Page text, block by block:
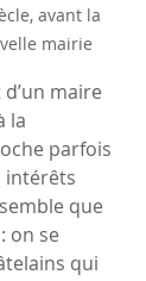
avant la
mairie
maire
la
parfois
intérêts
que
on se
qui